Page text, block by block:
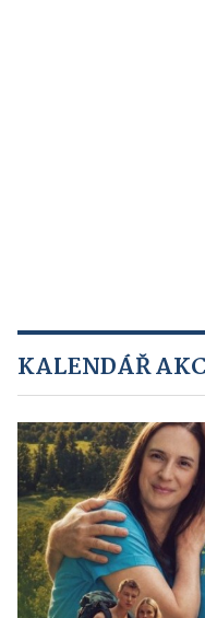
KALENDÁŘ